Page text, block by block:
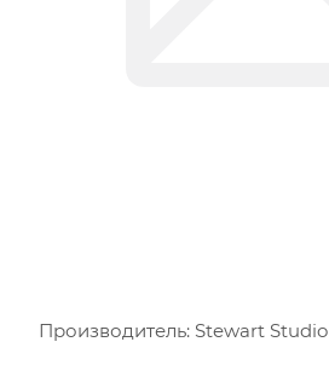
Производитель: Stewart Studio